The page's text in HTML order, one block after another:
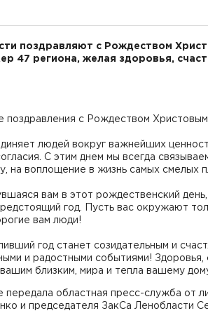
поздравляют с Рождеством
47 региона, желая здоровья,
поздравления с Рождеством
людей вокруг важнейших
С этим днем мы всегда
на воплощение в жизнь самых смелых
вам в этот рождественский
год. Пусть вас окружают
вам люди!
год станет созидательным и
и радостными событиями! Здоровья,
близким, мира и тепла вашему
передала областная пресс-служба от
и председателя ЗакСа Ленобласти